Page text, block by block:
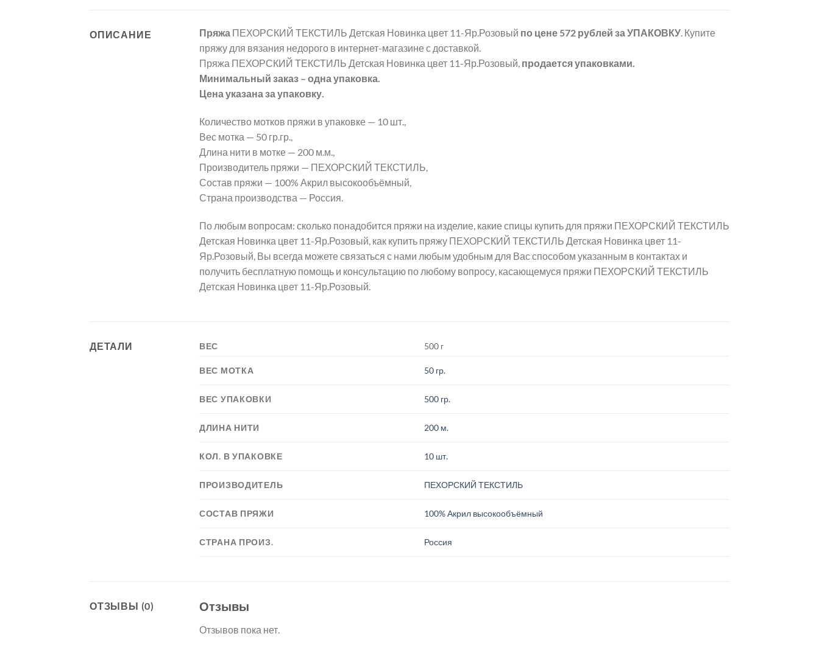
ОПИСАНИЕ Пряжа ПЕХОРСКИЙ ТЕКСТИЛЬ Детская Новинка цвет 11-Яр.Розовый по цене 572 рублей за УПАКОВКУ. Купите
пряжу для вязания недорого в интернет-магазине с доставкой.
Пряжа ПЕХОРСКИЙ ТЕКСТИЛЬ Детская Новинка цвет 11-Яр.Розовый, продается упаковками.
Минимальный заказ – одна упаковка.
Цена указана за упаковку.
Количество мотков пряжи в упаковке — 10 шт.,
Вес мотка — 50 гр.гр.,
Длина нити в мотке — 200 м.м.,
Производитель пряжи — ПЕХОРСКИЙ ТЕКСТИЛЬ,
Состав пряжи — 100% Акрил высокообъёмный,
Страна производства — Россия.
По любым вопросам: сколько понадобится пряжи на изделие, какие спицы купить для пряжи ПЕХОРСКИЙ ТЕКСТИЛЬ
Детская Новинка цвет 11-Яр.Розовый, как купить пряжу ПЕХОРСКИЙ ТЕКСТИЛЬ Детская Новинка цвет 11-
Яр.Розовый, Вы всегда можете связаться с нами любым удобным для Вас способом указанным в контактах и
получить бесплатную помощь и консультацию по любому вопросу, касающемуся пряжи ПЕХОРСКИЙ ТЕКСТИЛЬ
Детская Новинка цвет 11-Яр.Розовый.
ДЕТАЛИ ВЕС 500 г
ВЕС МОТКА 50 гр.
ВЕС УПАКОВКИ 500 гр.
ДЛИНА НИТИ 200 м.
КОЛ. В УПАКОВКЕ 10 шт.
ПРОИЗВОДИТЕЛЬ ПЕХОРСКИЙ ТЕКСТИЛЬ
СОСТАВ ПРЯЖИ 100% Акрил высокообъёмный
СТРАНА ПРОИЗ. Россия
ОТЗЫВЫ (0) Отзывы
Отзывов пока нет.